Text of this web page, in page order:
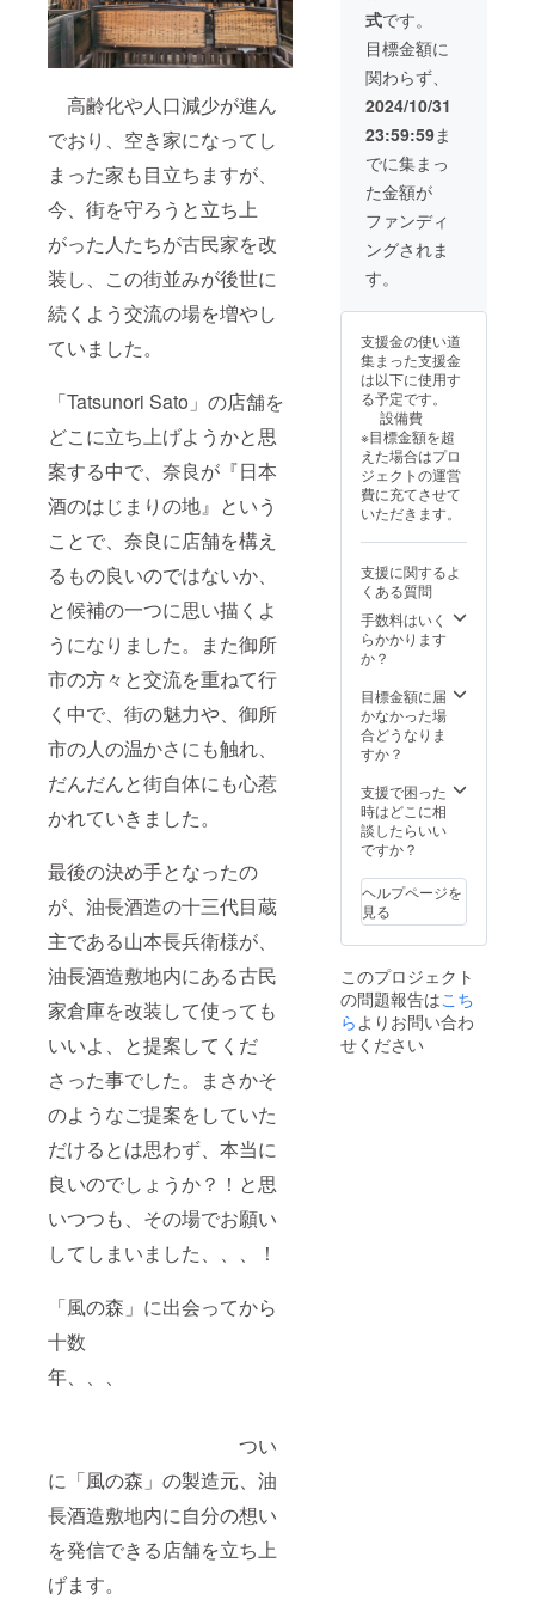
高齢化や人口減少が進ん
でおり、空き家になってし
まった家も目立ちますが、
今、街を守ろうと立ち上
がった人たちが古民家を改
装し、この街並みが後世に
続くよう交流の場を増やし
ていました。
「Tatsunori Sato」の店舗を
どこに立ち上げようかと思
案する中で、奈良が『日本
酒のはじまりの地』という
ことで、奈良に店舗を構え
るもの良いのではないか、
と候補の一つに思い描くよ
うになりました。また御所
市の方々と交流を重ねて行
く中で、街の魅力や、御所
市の人の温かさにも触れ、
だんだんと街自体にも心惹
かれていきました。
最後の決め手となったの
が、油長酒造の十三代目蔵
主である山本長兵衛様が、
油長酒造敷地内にある古民
家倉庫を改装して使っても
いいよ、と提案してくだ
さった事でした。まさかそ
のようなご提案をしていた
だけるとは思わず、本当に
良いのでしょうか？！と思
いつつも、その場でお願い
してしまいました、、、！
「風の森」に出会ってから
十数
年、、、
つい
に「風の森」の製造元、油
長酒造敷地内に自分の想い
を発信できる店舗を立ち上
げます。
につい
て 冷凍
の場合
は製造
日より
90日、
常温
（20℃
以下の
冷暗
所）の
場合は
製造日
より30
ｘ300粒
※包装用
の資材
や箱の
ご用意
はござ
いませ
ん。
クーゲ
ル
（チョ
コレー
トカッ
プを使
用した
ボンボ
ンショ
コラ）
※オリジ
ナルの
型
（モー
ては別
途費用
がかか
りま
す。 賞
味期限
につい
て 冷凍
の場合
は製造
日より
90日、
常温
（20℃
以下の
冷暗
所）の
場合は
日 数量
1種類ｘ
1000粒
や箱の
ご用意
はござ
いませ
ん。
用でき
るチ
ケット
です。
※こちら
のチ
ケット
は、
2024年
11月16
日
（土）
にご参
チケッ
トで
す。 ※
画像に
使用し
ている
風の森
は、イ
メージ
になり
ます。
※メール
でチ
ケット
を送付
させて
いただ
きます
アドレ
スのご
記入を
ます。
MOKA
CHOCO
LATE ＆
東京都
牟礼7-
1-35
0422-
24-
6173
・保存
方法：
直射日
光を避
け、
下で保
管して
くださ
い ・特
定原材
料等：
乳成
ンボン
ショコ
ラのデ
ザイン
のみ若
干変更
になる
可能性
があり
ます ②
イラス
トレー
ターuca
U /バレ
ンタイ
ンカー
ド
Tatsuno
を作成
いただ
いたイ
ターuca
U様が描
かれた
バレン
ポスト
カード2
種セッ
トで
面に
メッ
セージ
が描け
るス
気温が
暑い場
合は、
冷蔵配
送に変
更をさ
せて頂
きま
す。 ・
消費期
限：ご
到着日
より14
ちする
商品を
お届け
いたし
ます。
・保存
方法：
直射日
光を避
け、
20℃以
下で保
管して
い ・特
定原材
料等：
乳成
ンボン
ショコ
ラのデ
干変更
になる
可能性
があり
森〟
ショコ
ラ4個入
②癒し
のチョ
コ缶
（マン
ディア
ン4種
類、オ
レンジ
ピー
ル、ジ
ピー
ピーカ
ンナッ
ツショ
コラ、
ボンボ
ンショ
コラ、
パール
ショコ
ラ） ・
配送方
月発送
の為、
常温配
送でお
届けし
※もし外
気温が
暑い場
合は、
送に変
更をさ
せて頂
きま
消費期
限：ご
到着日
より14
お日持
ちする
商品を
お届け
いたし
式です。
目標金額に
関わらず、
2024/10/31
23:59:59ま
でに集まっ
た金額が
ファンディ
ングされま
す。
支援金の使い道
集まった支援金
は以下に使用す
る予定です。
設備費
※目標金額を超
えた場合はプロ
ジェクトの運営
費に充てさせて
いただきます。
支援に関するよ
くある質問
手数料はいく
らかかります
か？
目標金額に届
かなかった場
合どうなりま
すか？
支援で困った
時はどこに相
談したらいい
ですか？
ヘルプページを
見る
このプロジェクト
の問題報告はこち
らよりお問い合わ
せください